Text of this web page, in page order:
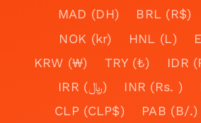
MAD (DH)
BRL (R$)
NOK (kr)
HNL (L)
KRW (₩)
TRY (₺) IDR
IRR (﷼)
INR (Rs. )
CLP (CLP$)
PAB (B/.)